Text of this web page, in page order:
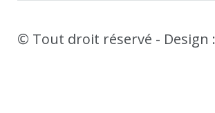
© Tout droit réservé - Design :